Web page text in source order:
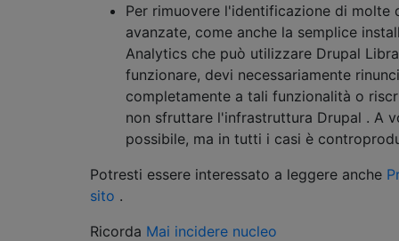
Per rimuovere l'identificazione di molte
avanzate, come anche la semplice
Analytics che può utilizzare Drupal
funzionare, devi necessariamente
completamente a tali funzionalità o
non sfruttare l'infrastruttura Drupal . A
possibile, ma in tutti i casi è
Potresti essere interessato a leggere anche
sito .
Ricorda Mai incidere nucleo